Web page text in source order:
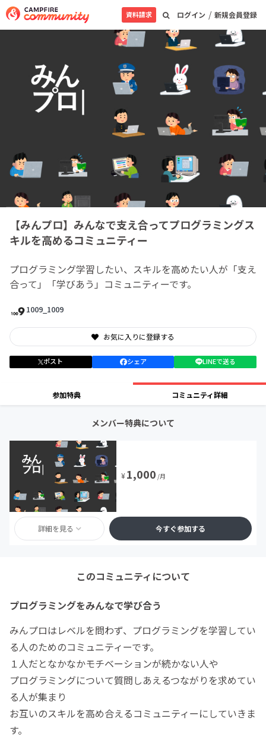
ログイン / 新規会員登録
資料請求
【みんプロ】みんなで支え合ってプログラミングス
キルを高めるコミュニティー
プログラミング学習したい、スキルを高めたい人が「支え
合って」「学びあう」コミュニティーです。
1009_1009
お気に入りに登録する
ポスト シェア LINEで送る
参加特典 コミュニティ詳細
メンバー特典について
¥1,000 /月
詳細を見る 今すぐ参加する
このコミュニティについて
プログラミングをみんなで学び合う
みんプロはレベルを問わず、プログラミングを学習してい
る人のためのコミュニティーです。
１人だとなかなかモチベーションが続かない人や
プログラミングについて質問しあえるつながりを求めてい
る人が集まり
お互いのスキルを高め合えるコミュニティーにしていきま
す。